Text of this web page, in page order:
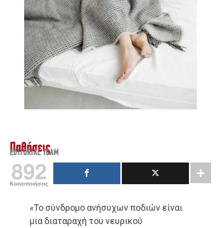
Παθήσεις
EDITORIAL TEAM
892
Κοινοποιήσεις
«Το σύνδρομο ανήσυχων ποδιών είναι
μια διαταραχή του νευρικού